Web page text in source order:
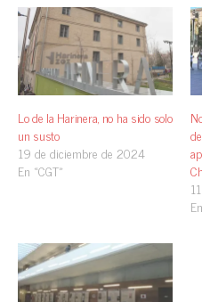
Lo de la Harinera, no ha sido solo
un susto
19 de diciembre de 2024
En «CGT»